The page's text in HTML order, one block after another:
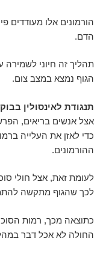
הורמונים אלו מעודדים
הדם.
תהליך זה חיוני לשמירה
הגוף נמצא במצב צום.
תנגודת לאינסולין
אצל אנשים בריאים,
כדי לאזן את העלייה
ההורמונים.
לכך שהגוף מתקשה
כתוצאה מכך, רמות
החולה לא אכל דבר